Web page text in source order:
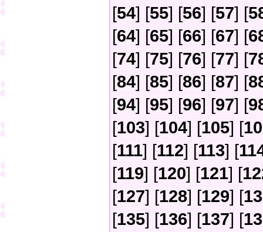
[54] [55] [56] [57] [
[64] [65] [66] [67] [
[74] [75] [76] [77] [
[84] [85] [86] [87] [
[94] [95] [96] [97] [
[103] [104] [105] [
[111] [112] [113] [
[119] [120] [121] [
[127] [128] [129] [
[135] [136] [137] [